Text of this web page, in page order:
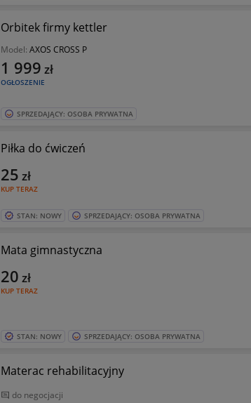
Orbitek firmy kettler
Model: AXOS CROSS P
OGŁOSZENIE
1 999 zł
SPRZEDAJĄCY: OSOBA PRYWATNA
Piłka do ćwiczeń
KUP TERAZ
25 zł
STAN: NOWY SPRZEDAJĄCY: OSOBA PRYWATNA
Mata gimnastyczna
KUP TERAZ
20 zł
STAN: NOWY SPRZEDAJĄCY: OSOBA PRYWATNA
Materac rehabilitacyjny
do negocjacji